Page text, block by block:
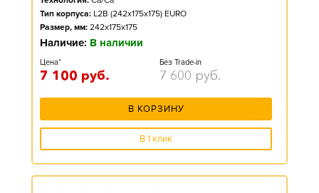
Тип корпуса: L2B (242x175x175) EURO
Размер, мм: 242x175x175
Наличие: В наличии
Цена*
7 100 руб.
Без Trade-in
7 600 руб.
В КОРЗИНУ
В 1 клик